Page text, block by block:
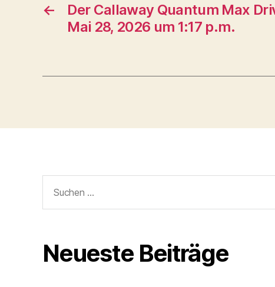
←
Der Callaway Quantum Max
Mai 28, 2026 um 1:17 p.m.
nach:
Neueste Beiträge